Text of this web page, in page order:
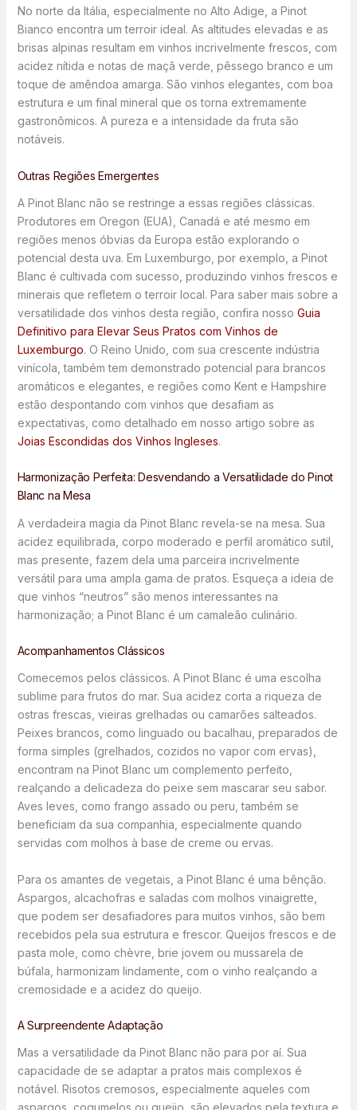
No norte da Itália, especialmente no Alto Adige, a Pinot
Bianco encontra um terroir ideal. As altitudes elevadas e as
brisas alpinas resultam em vinhos incrivelmente frescos, com
acidez nítida e notas de maçã verde, pêssego branco e um
toque de amêndoa amarga. São vinhos elegantes, com boa
estrutura e um final mineral que os torna extremamente
gastronômicos. A pureza e a intensidade da fruta são
notáveis.
Outras Regiões Emergentes
A Pinot Blanc não se restringe a essas regiões clássicas.
Produtores em Oregon (EUA), Canadá e até mesmo em
regiões menos óbvias da Europa estão explorando o
potencial desta uva. Em Luxemburgo, por exemplo, a Pinot
Blanc é cultivada com sucesso, produzindo vinhos frescos e
minerais que refletem o terroir local. Para saber mais sobre a
versatilidade dos vinhos desta região, confira nosso Guia
Definitivo para Elevar Seus Pratos com Vinhos de
Luxemburgo. O Reino Unido, com sua crescente indústria
vinícola, também tem demonstrado potencial para brancos
aromáticos e elegantes, e regiões como Kent e Hampshire
estão despontando com vinhos que desafiam as
expectativas, como detalhado em nosso artigo sobre as
Joias Escondidas dos Vinhos Ingleses.
Harmonização Perfeita: Desvendando a Versatilidade do Pinot
Blanc na Mesa
A verdadeira magia da Pinot Blanc revela-se na mesa. Sua
acidez equilibrada, corpo moderado e perfil aromático sutil,
mas presente, fazem dela uma parceira incrivelmente
versátil para uma ampla gama de pratos. Esqueça a ideia de
que vinhos “neutros” são menos interessantes na
harmonização; a Pinot Blanc é um camaleão culinário.
Acompanhamentos Clássicos
Comecemos pelos clássicos. A Pinot Blanc é uma escolha
sublime para frutos do mar. Sua acidez corta a riqueza de
ostras frescas, vieiras grelhadas ou camarões salteados.
Peixes brancos, como linguado ou bacalhau, preparados de
forma simples (grelhados, cozidos no vapor com ervas),
encontram na Pinot Blanc um complemento perfeito,
realçando a delicadeza do peixe sem mascarar seu sabor.
Aves leves, como frango assado ou peru, também se
beneficiam da sua companhia, especialmente quando
servidas com molhos à base de creme ou ervas.
Para os amantes de vegetais, a Pinot Blanc é uma bênção.
Aspargos, alcachofras e saladas com molhos vinaigrette,
que podem ser desafiadores para muitos vinhos, são bem
recebidos pela sua estrutura e frescor. Queijos frescos e de
pasta mole, como chèvre, brie jovem ou mussarela de
búfala, harmonizam lindamente, com o vinho realçando a
cremosidade e a acidez do queijo.
A Surpreendente Adaptação
Mas a versatilidade da Pinot Blanc não para por aí. Sua
capacidade de se adaptar a pratos mais complexos é
notável. Risotos cremosos, especialmente aqueles com